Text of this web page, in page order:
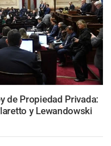
de Propiedad Privada:
y Lewandowski